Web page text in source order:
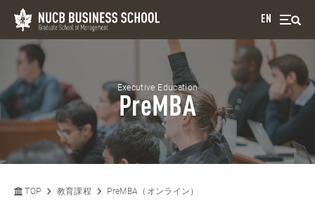
EN
Executive Education
PreMBA
TOP 教育課程 PreMBA（オンライン）